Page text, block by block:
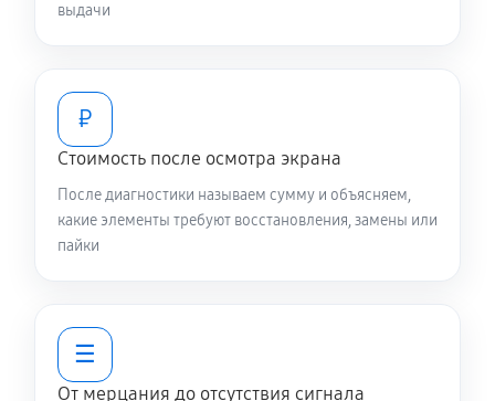
выдачи
₽
Стоимость после осмотра экрана
После диагностики называем сумму и объясняем,
какие элементы требуют восстановления, замены или
пайки
☰
От мерцания до отсутствия сигнала